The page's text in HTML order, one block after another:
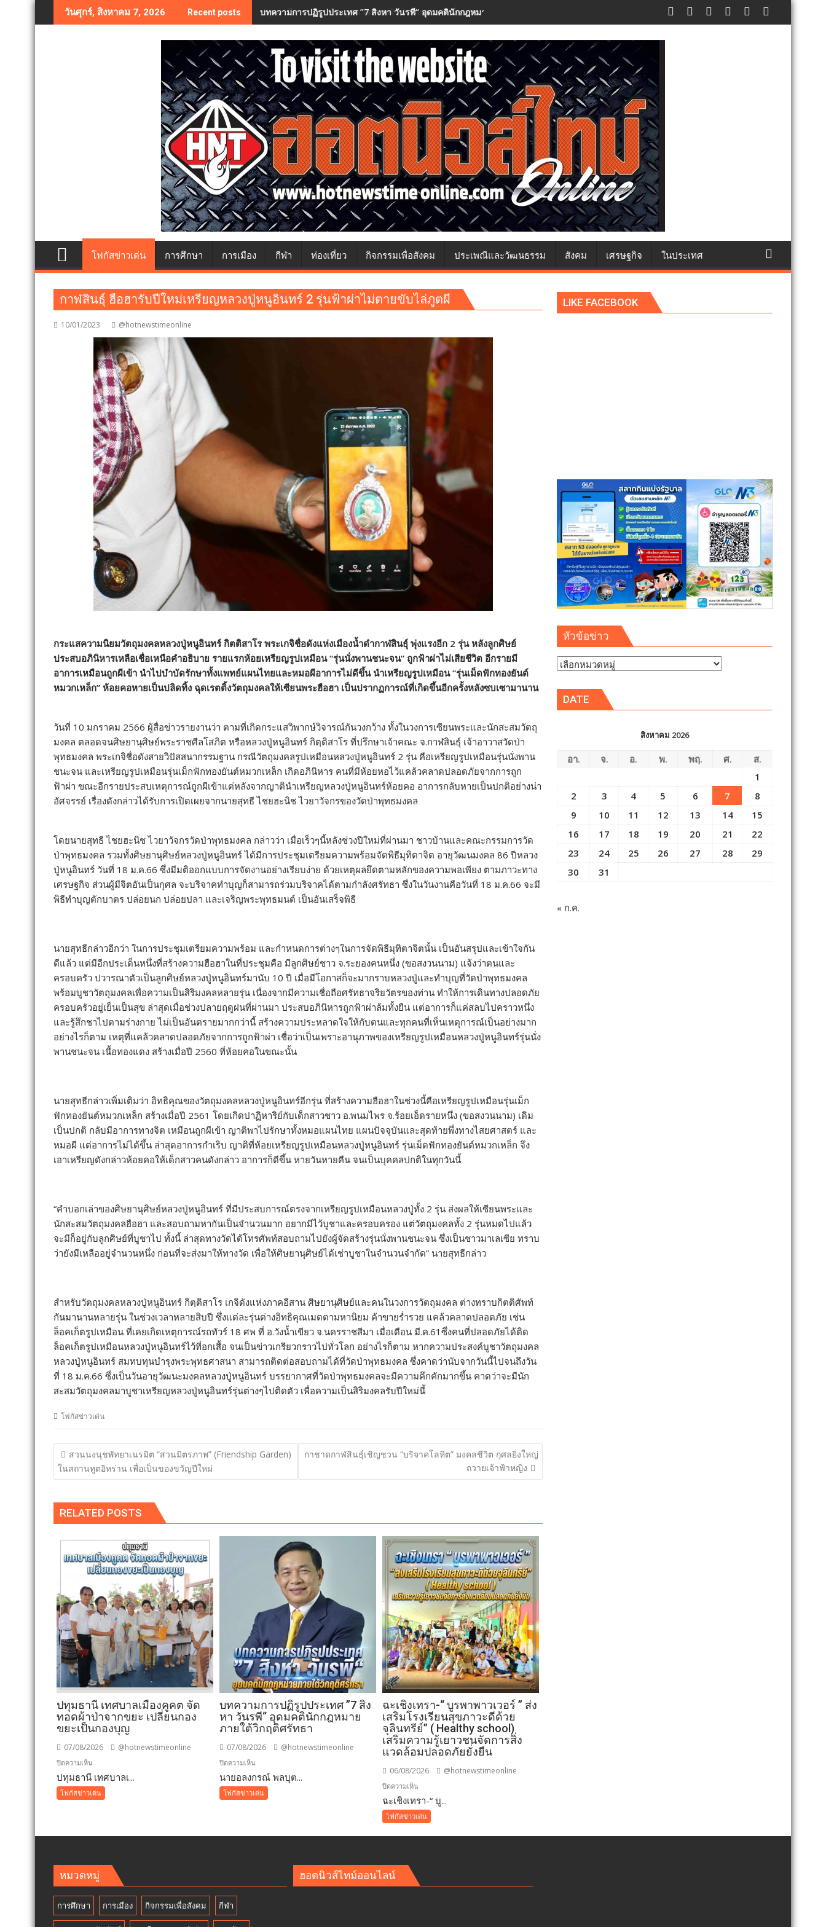
to
วันศุกร์, สิงหาคม 7, 2026 Recent posts บทความการปฏิรูปประเทศ ”7 สิงหา วันรพี“ อุดมคตินักกฎหมายภายใต้วิกฤติศรัทธา
โฟกัสข่าวเด่น การศึกษา การเมือง กีฬา ท่องเที่ยว กิจกรรมเพื่อสังคม ประเพณีและวัฒนธรรม สังคม เศรษฐกิจ ในประเทศ
กาฬสินธุ์ ฮือฮารับปีใหม่เหรียญหลวงปู่หนูอินทร์ 2 รุ่นฟ้าผ่าไม่ตายขับไล่ภูตผี
10/01/2023 @hotnewstimeonline
กระแสความนิยมวัตถุมงคลหลวงปู่หนูอินทร์ กิตติสาโร พระเกจิชื่อดังแห่งเมืองน้ำดำกาฬสินธุ์ พุ่งแรงอีก 2 รุ่น หลังลูกศิษย์
ประสบอภินิหารเหลือเชื่อเหนือคำอธิบาย รายแรกห้อยเหรียญรูปเหมือน “รุ่นนั่งพานชนะจน” ถูกฟ้าผ่าไม่เสียชีวิต อีกรายมี
อาการเหมือนถูกผีเข้า นำไปบำบัดรักษาทั้งแพทย์แผนไทยและหมอผีอาการไม่ดีขึ้น นำเหรียญรูปเหมือน “รุ่นเม็ดฟักทองยันต์
หมวกเหล็ก” ห้อยคอหายเป็นปลิดทิ้ง ฉุดเรตติ้งวัตถุมงคลให้เซียนพระฮือฮา เป็นปรากฏการณ์ที่เกิดขึ้นอีกครั้งหลังซบเซามานาน
วันที่ 10 มกราคม 2566 ผู้สื่อข่าวรายงานว่า ตามที่เกิดกระแสวิพากษ์วิจารณ์กันวงกว้าง ทั้งในวงการเซียนพระและนักสะสมวัตถุ
มงคล ตลอดจนศิษยานุศิษย์พระราชศีลโสภิต หรือหลวงปู่หนูอินทร์ กิตฺติสาโร ที่ปรึกษาเจ้าคณะ จ.กาฬสินธุ์ เจ้าอาวาสวัดป่า
พุทธมงคล พระเกจิชื่อดังสายวิปัสสนากรรมฐาน กรณีวัตถุมงคลรูปเหมือนหลวงปู่หนูอินทร์ 2 รุ่น คือเหรียญรูปเหมือนรุ่นนั่งพาน
ชนะจน และเหรียญรูปเหมือนรุ่นเม็กฟักทองยันต์หมวกเหล็ก เกิดอภินิหาร คนที่มีห้อยหอไว้แคล้วคลาดปลอดภัยจากการถูก
ฟ้าผ่า ขณะอีกรายประสบเหตุการณ์ถูกผีเข้าแต่หลังจากญาตินำเหรียญหลวงปู่หนูอินทร์ห้อยคอ อาการกลับหายเป็นปกติอย่างน่า
อัศจรรย์ เรื่องดังกล่าวได้รับการเปิดเผยจากนายสุทธี ไชยฮะนิช ไวยาวัจกรของวัดป่าพุทธมงคล
โดยนายสุทธี ไชยฮะนิช ไวยาวัจกรวัดป่าพุทธมงคล กล่าวว่า เมื่อเร็วๆนี้หลังช่วงปีใหม่ที่ผ่านมา ชาวบ้านและคณะกรรมการวัด
ป่าพุทธมงคล รวมทั้งศิษยานุศิษย์หลวงปู่หนูอินทร์ ได้มีการประชุมเตรียมความพร้อมจัดพิธีมุทิตาจิต อายุวัฒนมงคล 86 ปีหลวง
ปู่หนูอินทร์ วันที่ 18 ม.ค.66 ซึ่งมีมติออกแบบการจัดงานอย่างเรียบง่าย ด้วยเหตุผลยึดตามหลักของความพอเพียง ตามภาวะทาง
เศรษฐกิจ ส่วนผู้มีจิตอันเป็นกุศล จะบริจาคทำบุญก็สามารถร่วมบริจาคได้ตามกำลังศรัทธา ซึ่งในวันงานคือวันที่ 18 ม.ค.66 จะมี
พิธีทำบุญตักบาตร ปล่อยนก ปล่อยปลา และเจริญพระพุทธมนต์ เป็นอันเสร็จพิธี
นายสุทธีกล่าวอีกว่า ในการประชุมเตรียมความพร้อม และกำหนดการต่างๆในการจัดพิธีมุทิตาจิตนั้น เป็นอันสรุปและเข้าใจกัน
ดีแล้ว แต่มีอีกประเด็นหนึ่งที่สร้างความฮือฮาในที่ประชุมคือ มีลูกศิษย์ชาว จ.ระยองคนหนึ่ง (ขอสงวนนาม) แจ้งว่าตนและ
ครอบครัว ปวารณาตัวเป็นลูกศิษย์หลวงปู่หนูอินทร์มานับ 10 ปี เมื่อมีโอกาสก็จะมากราบหลวงปู่และทำบุญที่วัดป่าพุทธมงคล
พร้อมบูชาวัตถุมงคลเพื่อความเป็นสิริมงคลหลายรุ่น เนื่องจากมีความเชื่อถือศรัทธาจริยวัตรของท่าน ทำให้การเดินทางปลอดภัย
ครอบครัวอยู่เย็นเป็นสุข ล่าสุดเมื่อช่วงปลายฤดูฝนที่ผ่านมา ประสบอภินิหารถูกฟ้าผ่าล้มทั้งยืน แต่อาการก็แค่สลบไปคราวหนึ่ง
และรู้สึกชาไปตามร่างกาย ไม่เป็นอันตรายมากกว่านี้ สร้างความประหลาดใจให้กับตนและทุกคนที่เห็นเหตุการณ์เป็นอย่างมาก
อย่างไรก็ตาม เหตุที่แคล้วคลาดปลอดภัยจากการถูกฟ้าผ่า เชื่อว่าเป็นเพราะอานุภาพของเหรียญรูปเหมือนหลวงปู่หนูอินทร์รุ่นนั่ง
พานชนะจน เนื้อทองแดง สร้างเมื่อปี 2560 ที่ห้อยคอในขณะนั้น
นายสุทธีกล่าวเพิ่มเติมว่า อิทธิคุณของวัตถุมงคลหลวงปู่หนูอินทร์อีกรุ่น ที่สร้างความฮือฮาในช่วงนี้คือเหรียญรูปเหมือนรุ่นเม็ก
ฟักทองยันต์หมวกเหล็ก สร้างเมื่อปี 2561 โดยเกิดปาฏิหาริย์กับเด็กสาวชาว อ.พนมไพร จ.ร้อยเอ็ดรายหนึ่ง (ขอสงวนนาม) เดิม
เป็นปกติ กลับมีอาการทางจิต เหมือนถูกผีเข้า ญาติพาไปรักษาทั้งหมอแผนไทย แผนปัจจุบันและสุดท้ายพึ่งทางไสยศาสตร์ และ
หมอผี แต่อาการไม่ได้ขึ้น ล่าสุดอาการกำเริบ ญาติที่ห้อยเหรียญรูปเหมือนหลวงปู่หนูอินทร์ รุ่นเม็ดฟักทองยันต์หมวกเหล็ก จึง
เอาเหรียญดังกล่าวห้อยคอให้เด็กสาวคนดังกล่าว อาการก็ดีขึ้น หายวันหายคืน จนเป็นบุคคลปกติในทุกวันนี้
“คำบอกเล่าของศิษยานุศิษย์หลวงปู่หนูอินทร์ ที่มีประสบการณ์ตรงจากเหรียญรูปเหมือนหลวงปู่ทั้ง 2 รุ่น ส่งผลให้เซียนพระและ
นักสะสมวัตถุมงคลฮือฮา และสอบถามหากันเป็นจำนวนมาก อยากมีไว้บูชาและครอบครอง แต่วัตถุมงคลทั้ง 2 รุ่นหมดไปแล้ว
จะมีก็อยู่กับลูกศิษย์ที่บูชาไป ทั้งนี้ ล่าสุดทางวัดได้โทรศัพท์สอบถามไปยังผู้จัดสร้างรุ่นนั่งพานชนะจน ซึ่งเป็นชาวมาเลเซีย ทราบ
ว่ายังมีเหลืออยู่จำนวนหนึ่ง ก่อนที่จะส่งมาให้ทางวัด เพื่อให้ศิษยานุศิษย์ได้เช่าบูชาในจำนวนจำกัด” นายสุทธีกล่าว
สำหรับวัตถุมงคลหลวงปู่หนูอินทร์ กิตฺติสาโร เกจิดังแห่งภาคอีสาน ศิษยานุศิษย์และคนในวงการวัตถุมงคล ต่างทราบกิตติศัพท์
กันมานานหลายรุ่น ในช่วงเวลาหลายสิบปี ซึ่งแต่ละรุ่นต่างอิทธิคุณเมตตามหานิยม ค้าขายร่ำรวย แคล้วคลาดปลอดภัย เช่น
ล็อคเก็ตรูปเหมือน ที่เคยเกิดเหตุการณ์รถทัวร์ 18 ศพ ที่ อ.วังน้ำเขียว จ.นครราชสีมา เมื่อเดือน มี.ค.61ซึ่งคนที่ปลอดภัยได้ติด
ล็อคเก็ตรูปเหมือนหลวงปู่หนูอินทร์ไว้ที่อกเสื้อ จนเป็นข่าวเกรียวกราวไปทั่วโลก อย่างไรก็ตาม หากความประสงค์บูชาวัตถุมงคล
หลวงปู่หนูอินทร์ สมทบทุนบำรุงพระพุทธศาสนา สามารถติดต่อสอบถามได้ที่วัดป่าพุทธมงคล ซึ่งคาดว่านับจากวันนี้ไปจนถึงวัน
ที่ 18 ม.ค.66 ซึ่งเป็นวันอายุวัฒนะมงคลหลวงปู่หนูอินทร์ บรรยากาศที่วัดป่าพุทธมงคลจะมีความคึกคักมากขึ้น คาดว่าจะมีนัก
สะสมวัตถุมงคลมาบูชาเหรียญหลวงปู่หนูอินทร์รุ่นต่างๆไปติดตัว เพื่อความเป็นสิริมงคลรับปีใหม่นี้
โฟกัสข่าวเด่น
แนะแนว
เรื่อง
สวนนงนุชพัทยาเนรมิต “สวนมิตรภาพ” (Friendship Garden)
ในสถานทูตอิหร่าน เพื่อเป็นของขวัญปีใหม่
กาชาดกาฬสินธุ์เชิญชวน “บริจาคโลหิต” มงคลชีวิต กุศลยิ่งใหญ่
ถวายเจ้าฟ้าหญิง
RELATED POSTS
ปทุมธานี เทศบาลเมืองคูคต จัด
ทอดผ้าป่าจากขยะ เปลี่ยนกอง
ขยะเป็นกองบุญ
07/08/2026 @hotnewstimeonline
ปิดความเห็น
ปทุมธานี
เทศบาล
เมือง
จาก
ขยะ
เปลี่ยน
กอง
ขยะ
ปทุมธานี เทศบาลเ...
โฟกัสข่าวเด่น
บทความการปฏิรูปประเทศ ”7 สิง
หา วันรพี“ อุดมคตินักกฎหมาย
ภายใต้วิกฤติศรัทธา
07/08/2026 @hotnewstimeonline
ปิดความเห็น
บทความ
การ
ปฏิรูป
รพี“
นายอลงกรณ์ พลบุต...
โฟกัสข่าวเด่น
ฉะเชิงเทรา-​“ บูรพาพาวเวอร์ ” ส่ง
เสริมโรงเรียนสุขภาวะดีด้วย
จุลินทรีย์” ( Healthy school)
เสริมความรู้เยาวชนจัดการสิ่ง
แวดล้อมปลอดภัยยั่งยืน
06/08/2026 @hotnewstimeonline
ปิดความเห็น
ฉะเชิงเทรา-​
“
บูร
เวอร์
ฉะเชิงเทรา-​“ บู...
โฟกัสข่าวเด่น
LIKE FACEBOOK
หัวข้อข่าว
หัวข้อ
DATE
สิงหาคม 2026
อา. จ. อ. พ. พฤ. ศ.
ส.
1
2
3 4 5 6 7
8
9
10 11 12 13 14
15
16
17 18 19 20 21
22
23
24 25 26 27 28
29
30
31
« ก.ค.
หมวดหมู่
การศึกษา การเมือง กิจกรรมเพื่อสังคม กีฬา
ฮอตนิวส์ไทม์ออนไลน์